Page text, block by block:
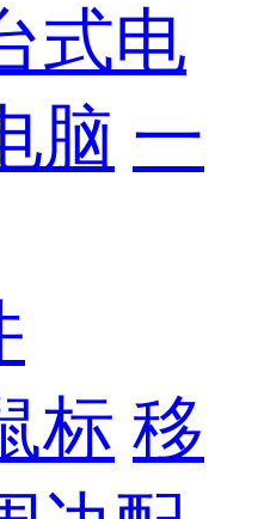
式电
脑 一
标 移